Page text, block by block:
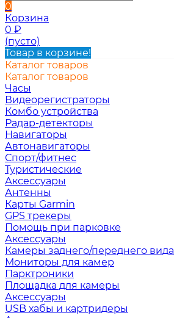
0
Корзина
0 ₽
(пусто)
Товар в корзине!
Каталог товаров
Каталог товаров
Часы
Видеорегистраторы
Комбо устройства
Радар-детекторы
Навигаторы
Автонавигаторы
Спорт/фитнес
Туристические
Аксессуары
Антенны
Карты Garmin
GPS трекеры
Помощь при парковке
Аксессуары
Камеры заднего/переднего вида
Мониторы для камер
Парктроники
Площадка для камеры
Аксессуары
USB хабы и картридеры